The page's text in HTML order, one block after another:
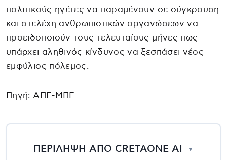
πολιτικούς ηγέτες να παραμένουν σε σύγκρουση
και στελέχη ανθρωπιστικών οργανώσεων να
προειδοποιούν τους τελευταίους μήνες πως
υπάρχει αληθινός κίνδυνος να ξεσπάσει νέος
εμφύλιος πόλεμος.
Πηγή: ΑΠΕ-ΜΠΕ
ΠΕΡΙΛΗΨΗ ΑΠΟ CRETAONE AI ▼